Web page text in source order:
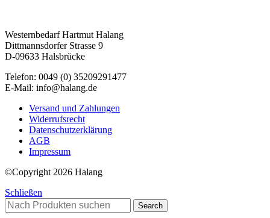
Westernbedarf Hartmut Halang
Dittmannsdorfer Strasse 9
D-09633 Halsbrücke
Telefon: 0049 (0) 35209291477
E-Mail: info@halang.de
Versand und Zahlungen
Widerrufsrecht
Datenschutzerklärung
AGB
Impressum
©Copyright 2026 Halang
Schließen
Search